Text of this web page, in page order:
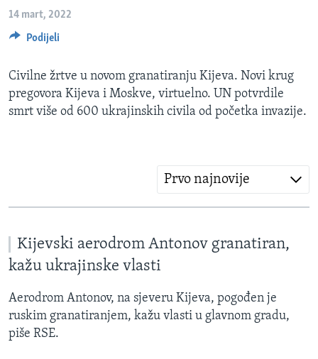
MAGAZIN
O GLASU AMERIKE
Learning English
PRATITE NAS
14 mart, 2022
Podijeli
Civilne žrtve u novom granatiranju Kijeva. Novi krug
pregovora Kijeva i Moskve, virtuelno. UN potvrdile
smrt više od 600 ukrajinskih civila od početka invazije.
Prvo najnovije
Kijevski aerodrom Antonov granatiran,
kažu ukrajinske vlasti
Aerodrom Antonov, na sjeveru Kijeva, pogođen je
ruskim granatiranjem, kažu vlasti u glavnom gradu,
piše RSE.